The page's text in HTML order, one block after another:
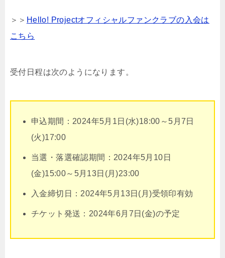
＞＞ Hello! Projectオフィシャルファンクラブの入会は
こちら
受付日程は次のようになります。
申込期間：2024年5月1日(水)18:00～5月7日
(火)17:00
当選・落選確認期間：2024年5月10日
(金)15:00～5月13日(月)23:00
入金締切日：2024年5月13日(月)受領印有効
チケット発送：2024年6月7日(金)の予定